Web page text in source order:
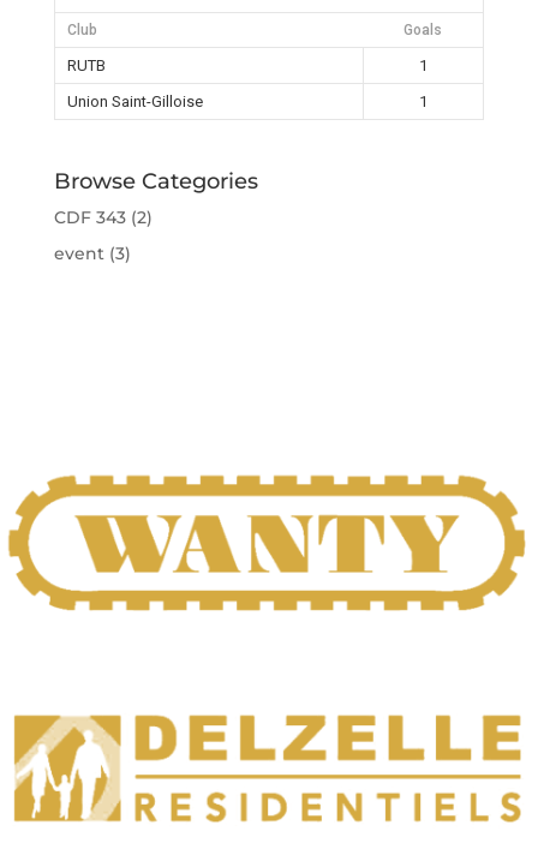
Club Goals
RUTB
1
Union Saint-Gilloise
1
Browse Categories
CDF 343(2)
event(3)